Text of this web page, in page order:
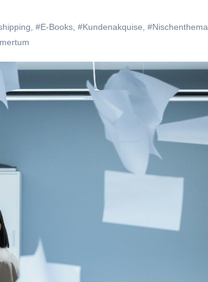
#E-Books #Kundenakquise #Nischenthema